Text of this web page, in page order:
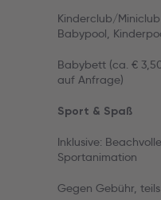
Kinderclub/
Babypool,
Babybett (ca. €
auf Anfrage)
Sport & Spaß
Inklusive:
Sportanimation
Gegen Gebühr,